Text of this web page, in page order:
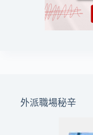
外派職場秘辛